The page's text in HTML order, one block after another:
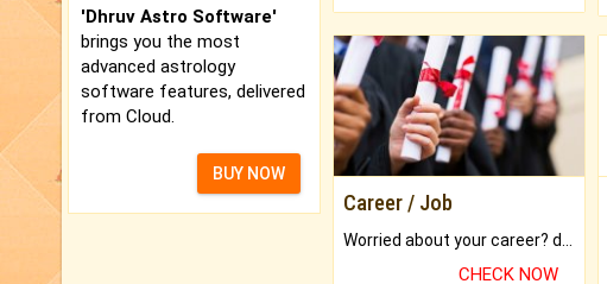
'Dhruv Astro Software'
brings you the most
advanced astrology
software features, delivered
from Cloud.
BUY NOW
Career / Job
CHECK NOW